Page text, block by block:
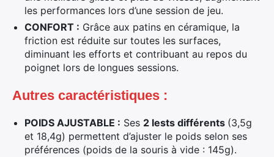
les performances lors d’une session de jeu.
CONFORT : Grâce aux patins en céramique, la
friction est réduite sur toutes les surfaces,
diminuant les efforts et contribuant au repos du
poignet lors de longues sessions.
Autres caractéristiques :
POIDS AJUSTABLE : Ses 2 lests différents (3,5g
et 18,4g) permettent d’ajuster le poids selon ses
préférences (poids de la souris à vide : 145g).